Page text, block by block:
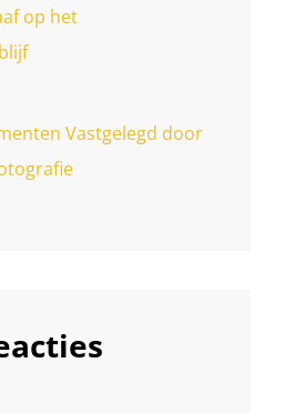
op het
Vastgelegd door